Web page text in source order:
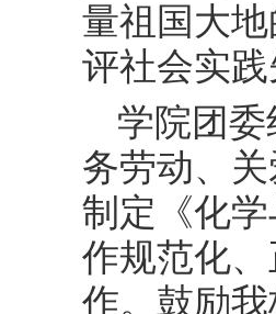
量祖国大
评社会实
学院团
务劳动、
制定《化
作规范化
作。鼓励